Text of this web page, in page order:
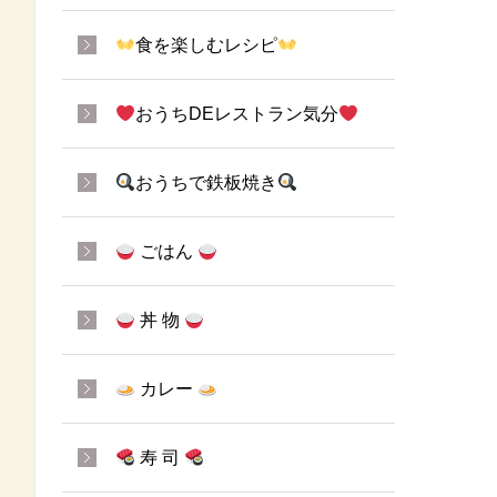
食を楽しむレシピ
おうちDEレストラン気分
おうちで鉄板焼き
ごはん
丼 物
カレー
寿 司